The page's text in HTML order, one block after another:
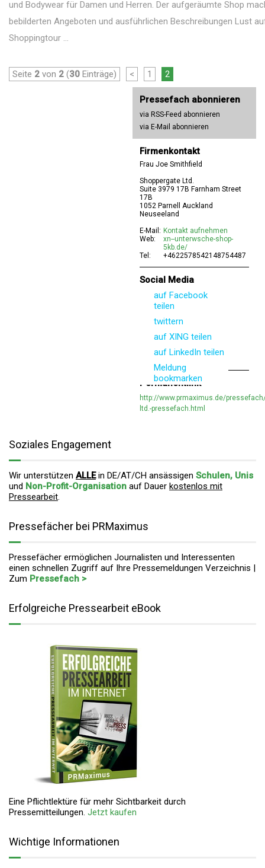
und Bodywear für Damen und Herren. Der aufgeräumte Shop
bebilderten Angeboten und ausführlichen Beschreibungen Lust
Shoppingtour ...
Seite 2 von 2 (30 Einträge) < 1 2
Pressefach abonnieren
via RSS-Feed abonnieren
via E-Mail abonnieren
Firmenkontakt
Frau Joe Smithfield
Shoppergate Ltd.
Suite 3979 17B Farnham Street
17B
1052 Parnell Auckland
Neuseeland
E-Mail: Kontakt aufnehmen
Web:
xn--unterwsche-shop-
5kb.de/
Tel:
+4622578542148754487
Social Media
auf Facebook
teilen
twittern
auf XING teilen
auf LinkedIn teilen
Meldung
bookmarken
Permanentlink
http://www.prmaximus.de/
ltd.-pressefach.html
Soziales Engagement
Wir unterstützen ALLEin DE/AT/CH ansässigen Schulen, Unis
und Non-Profit-Organisation auf Dauer kostenlos mit
Pressearbeit.
Pressefächer bei PRMaximus
Pressefächer ermöglichen Journalisten und Interessenten
einen schnellen Zugriff auf Ihre Pressemeldungen Verzeichnis |
Zum Pressefach >
Erfolgreiche Pressearbeit eBook
Eine Pflichtlektüre für mehr Sichtbarkeit durch
Pressemitteilungen. Jetzt kaufen
Wichtige Informationen